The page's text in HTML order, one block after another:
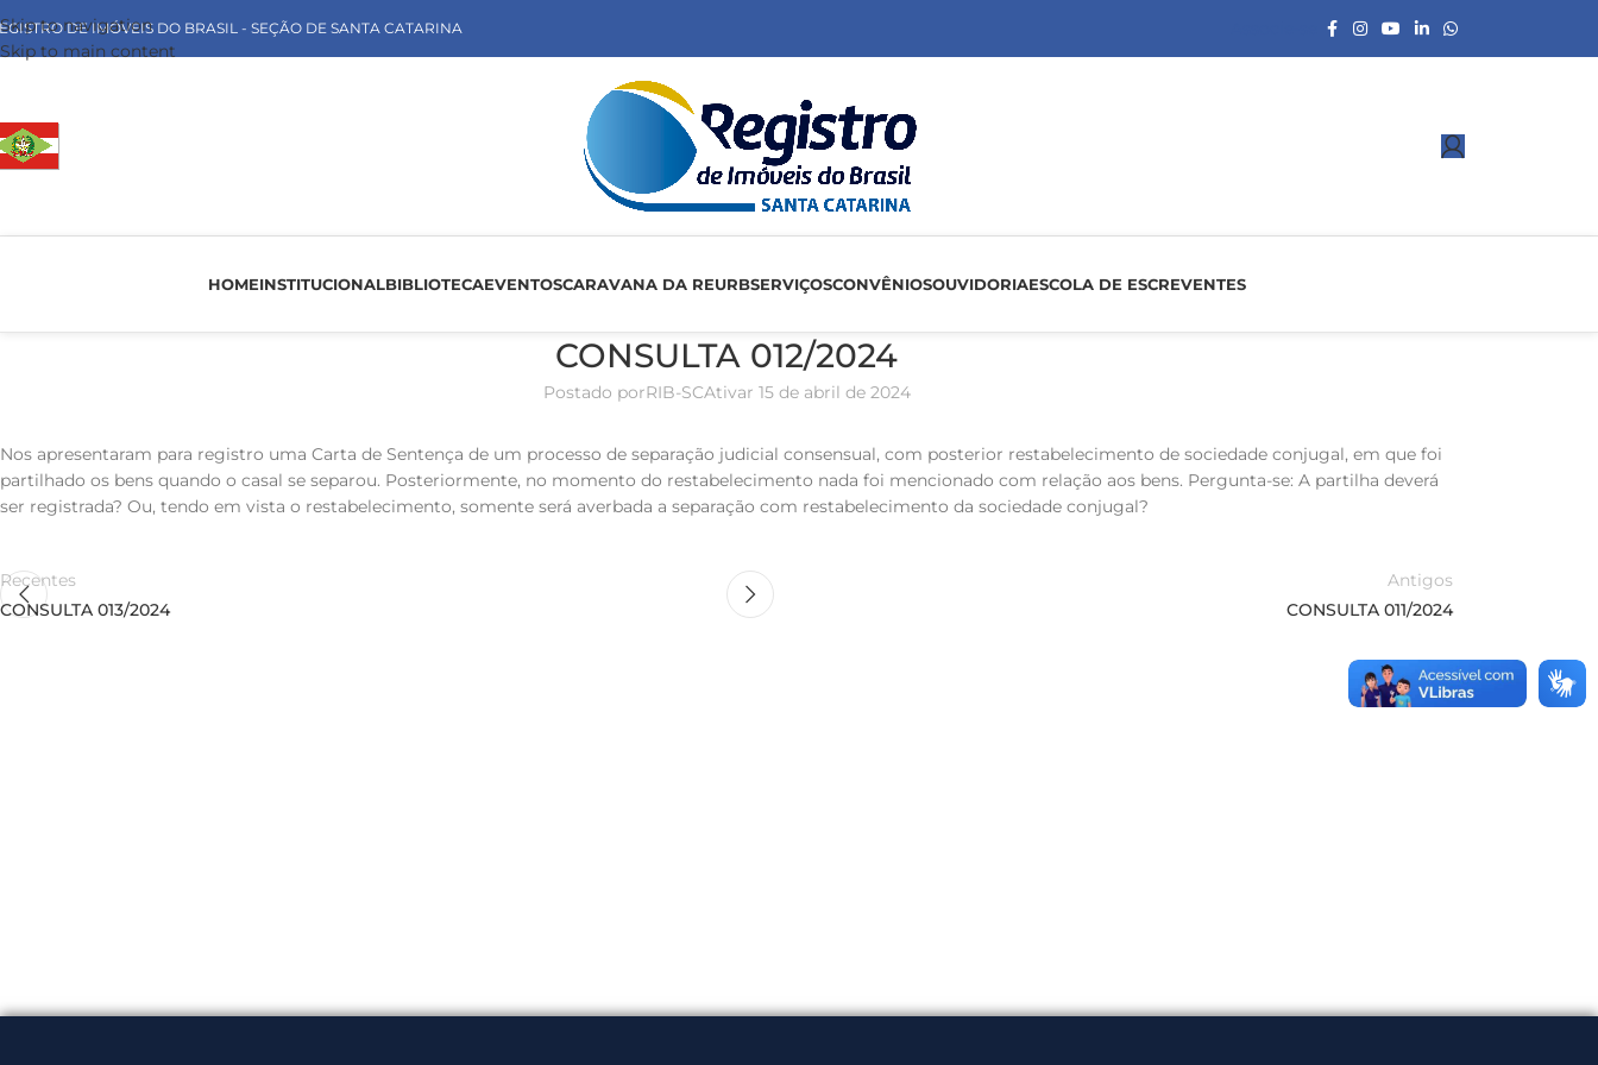
Skip to navigation
Skip to main content
DE IMÓVEIS DO BRASIL - SEÇÃO DE SANTA CATARINA
HOMEINSTITUCIONALBIBLIOTECAEVENTOSCARAVANA DA REURBSERVIÇOSCONVÊNIOSOUVIDORIAESCOLA DE ESCREVENTES
CONSULTA 012/2024
Postado porRIB-SCAtivar 15 de abril de 2024
Nos apresentaram para registro uma Carta de Sentença de um processo de separação judicial consensual, com posterior restabelecimento de sociedade conjugal, em que foi
partilhado os bens quando o casal se separou. Posteriormente, no momento do restabelecimento nada foi mencionado com relação aos bens. Pergunta-se: A partilha deverá
ser registrada? Ou, tendo em vista o restabelecimento, somente será averbada a separação com restabelecimento da sociedade conjugal?
Recentes
CONSULTA 013/2024
Antigos
CONSULTA 011/2024